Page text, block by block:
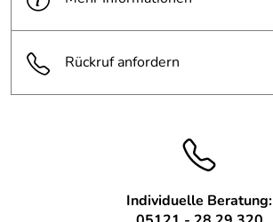
Höhe:
300 mm
Tiefe:
450 mm
Rückruf anfordern
Individuelle Beratung: